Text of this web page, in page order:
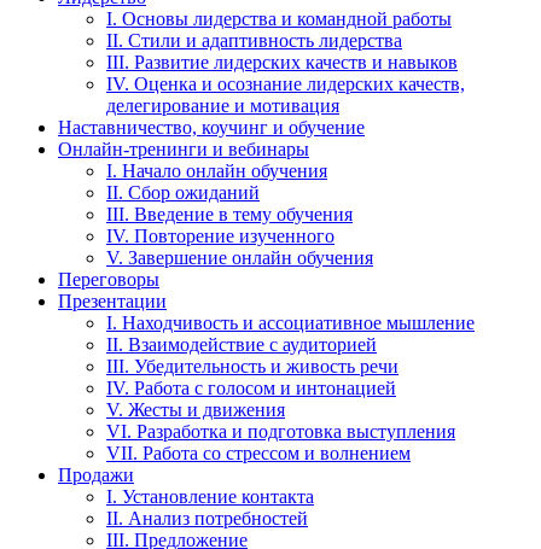
I. Основы лидерства и командной работы
II. Стили и адаптивность лидерства
III. Развитие лидерских качеств и навыков
IV. Оценка и осознание лидерских качеств,
делегирование и мотивация
Наставничество, коучинг и обучение
Онлайн-тренинги и вебинары
I. Начало онлайн обучения
II. Сбор ожиданий
III. Введение в тему обучения
IV. Повторение изученного
V. Завершение онлайн обучения
Переговоры
Презентации
I. Находчивость и ассоциативное мышление
II. Взаимодействие с аудиторией
III. Убедительность и живость речи
IV. Работа с голосом и интонацией
V. Жесты и движения
VI. Разработка и подготовка выступления
VII. Работа со стрессом и волнением
Продажи
I. Установление контакта
II. Анализ потребностей
III. Предложение